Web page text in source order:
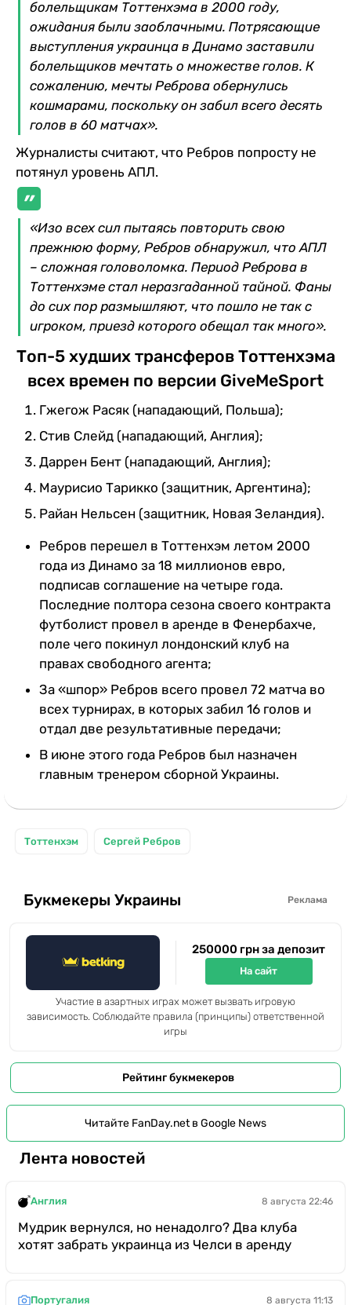
болельщикам Тоттенхэма в 2000 году,
ожидания были заоблачными. Потрясающие
выступления украинца в Динамо заставили
болельщиков мечтать о множестве голов. К
сожалению, мечты Реброва обернулись
кошмарами, поскольку он забил всего десять
голов в 60 матчах».
Журналисты считают, что Ребров попросту не
потянул уровень АПЛ.
«Изо всех сил пытаясь повторить свою
прежнюю форму, Ребров обнаружил, что АПЛ
– сложная головоломка. Период Реброва в
Тоттенхэме стал неразгаданной тайной. Фаны
до сих пор размышляют, что пошло не так с
игроком, приезд которого обещал так много».
Топ-5 худших трансферов Тоттенхэма
всех времен по версии GiveMeSport
Гжегож Расяк (нападающий, Польша);
Стив Слейд (нападающий, Англия);
Даррен Бент (нападающий, Англия);
Маурисио Тарикко (защитник, Аргентина);
Райан Нельсен (защитник, Новая Зеландия).
Ребров перешел в Тоттенхэм летом 2000
года из Динамо за 18 миллионов евро,
подписав соглашение на четыре года.
Последние полтора сезона своего контракта
футболист провел в аренде в Фенербахче,
поле чего покинул лондонский клуб на
правах свободного агента;
За «шпор» Ребров всего провел 72 матча во
всех турнирах, в которых забил 16 голов и
отдал две результативные передачи;
В июне этого года Ребров был назначен
главным тренером сборной Украины.
Тоттенхэм Сергей Ребров
Букмекеры Украины Реклама
250000 грн за депозит
На сайт
Участие в азартных играх может вызвать игровую
зависимость. Соблюдайте правила (принципы) ответственной
игры
Рейтинг букмекеров
Читайте FanDay.net в Google News
Лента новостей
Англия 8 августа 22:46
Мудрик вернулся, но ненадолго? Два клуба
хотят забрать украинца из Челси в аренду
Португалия 8 августа 11:13